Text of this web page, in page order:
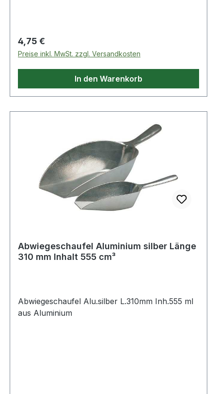
Regulärer Preis:
4,75 €
Preise inkl. MwSt. zzgl. Versandkosten
In den Warenkorb
Abwiegeschaufel Aluminium silber Länge
310 mm Inhalt 555 cm³
Abwiegeschaufel Alu.silber L.310mm Inh.555 ml
aus Aluminium